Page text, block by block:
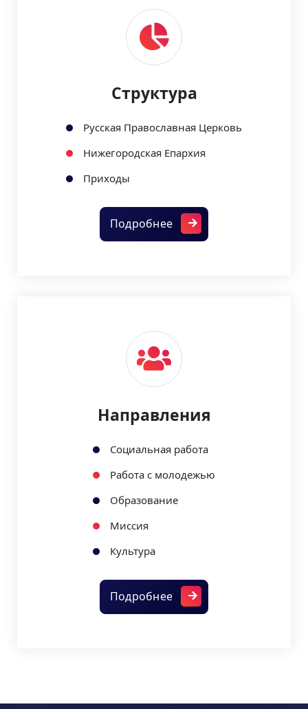
Структура
Русская Православная Церковь
Нижегородская Епархия
Приходы
Подробнее
Направления
Социальная работа
Работа с молодежью
Образование
Миссия
Культура
Подробнее